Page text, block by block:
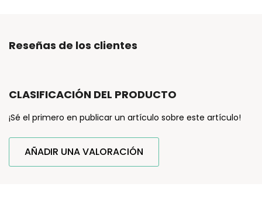
Reseñas de los clientes
CLASIFICACIÓN DEL PRODUCTO
¡Sé el primero en publicar un artículo sobre este artículo!
AÑADIR UNA VALORACIÓN